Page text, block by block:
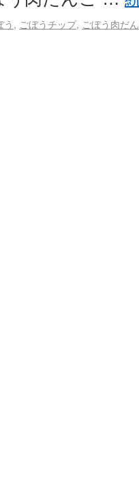
う, ごぼうチップ, ごぼう肉だ